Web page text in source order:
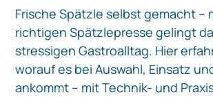
Frische Spätzle selbst gemacht –
richtigen Spätzlepresse gelingt
stressigen Gastroalltag. Hier
worauf es bei Auswahl, Einsatz
ankommt – mit Technik- und